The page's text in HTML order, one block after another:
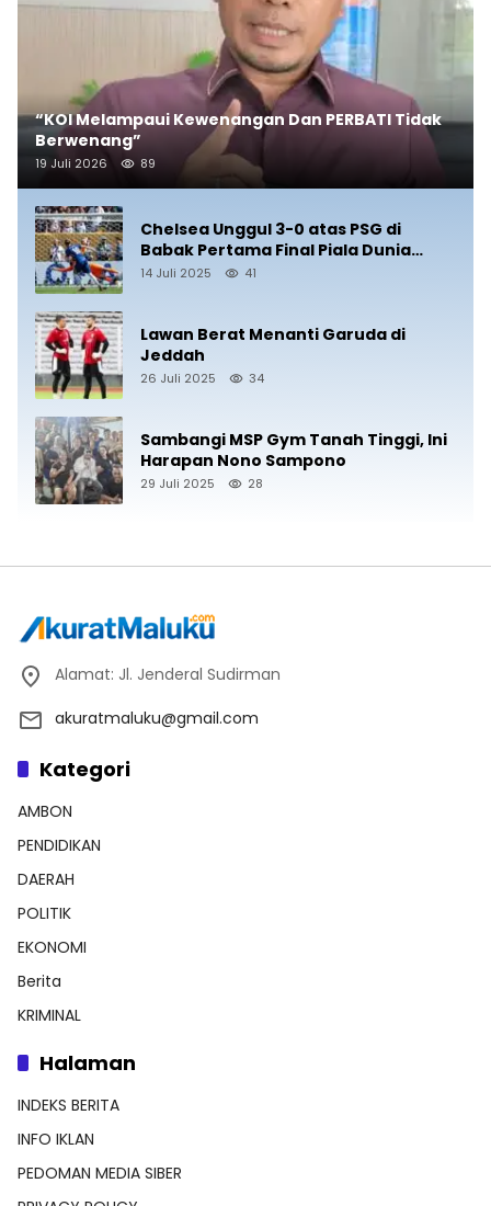
“KOI Melampaui Kewenangan Dan PERBATI Tidak
Berwenang”
19 Juli 2026 89
Chelsea Unggul 3-0 atas PSG di
Babak Pertama Final Piala Dunia
Antarklub 2025
14 Juli 2025 41
Lawan Berat Menanti Garuda di
Jeddah
26 Juli 2025 34
Sambangi MSP Gym Tanah Tinggi, Ini
Harapan Nono Sampono
29 Juli 2025 28
Alamat: Jl. Jenderal Sudirman
akuratmaluku@gmail.com
Kategori
AMBON
PENDIDIKAN
DAERAH
POLITIK
EKONOMI
Berita
KRIMINAL
Halaman
INDEKS BERITA
INFO IKLAN
PEDOMAN MEDIA SIBER